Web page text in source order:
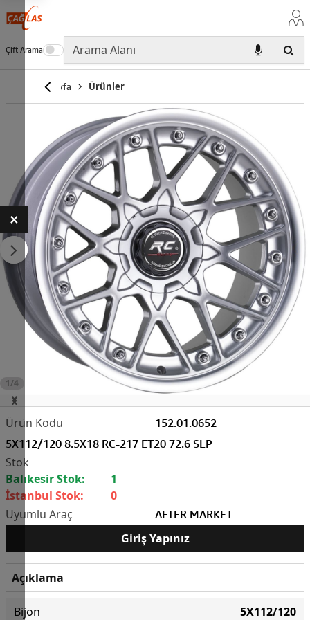
Çift Arama
Anasayfa Ürünler
1/4
152.01.0652
5X112/120 8.5X18 RC-217 ET20 72.6 SLP
AFTER MARKET
Balıkesir Stok:
1
İstanbul Stok:
0
Giriş Yapınız
Açıklama
Bijon 5X112/120
×